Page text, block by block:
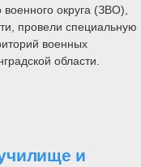
округа (ЗВО),
провели специальную
военных
области.
и